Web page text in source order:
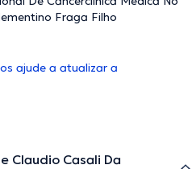
Fraga Filho
ajude a atualizar a
Claudio Casali Da